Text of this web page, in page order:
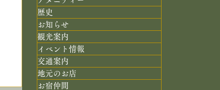
歴史
お知らせ
観光案内
イベント情報
交通案内
地元のお店
お宿仲間